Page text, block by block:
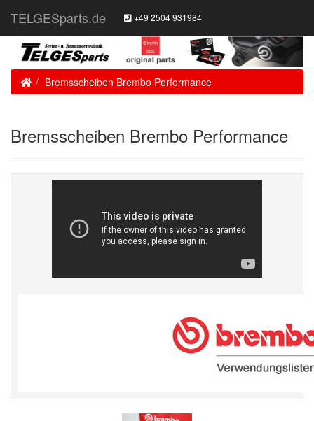
TELGESparts.de +49 2504 931984
HomeBremsscheiben Brembo Performance
Bremsscheiben Brembo Performance